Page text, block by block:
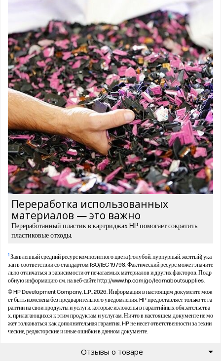
Переработка использованных
материалов — это важно
Переработанный пластик в картриджах HP помогает сократить
пластиковые отходы.
1Заявленный средний ресурс композитного цвета (голубой, пурпурный, желтый) ука
зан в соответствии со стандартом ISO/IEC 19798. Фактический ресурс может значите
льно отличаться в зависимости от печатаемых материалов и других факторов. Подр
обную информацию см. на веб-сайте http://www.hp.com/go/learnaboutsupplies.
© HP Development Company, L.P., 2026. Информация в настоящем документе мож
ет быть изменена без предварительного уведомления. HP предоставляет только те га
рантии на свои продукты и услуги, которые изложены в гарантийных обязательства
х, прилагающихся к этим продуктам и услугам. Ничто в настоящем документе не мо
жет толковаться как дополнительная гарантия. HP не несет ответственности за техни
ческие, редакторские и иные ошибки в данном документе.
Отзывы о товаре